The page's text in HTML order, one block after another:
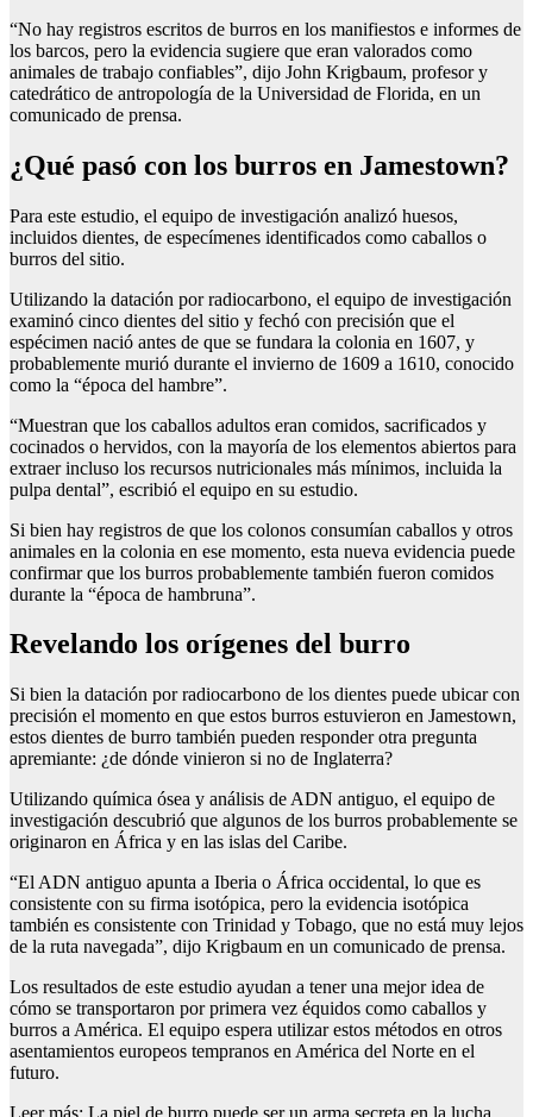
“No hay registros escritos de burros en los manifiestos e informes de
los barcos, pero la evidencia sugiere que eran valorados como
animales de trabajo confiables”, dijo John Krigbaum, profesor y
catedrático de antropología de la Universidad de Florida, en un
comunicado de prensa.
¿Qué pasó con los burros en Jamestown?
Para este estudio, el equipo de investigación analizó huesos,
incluidos dientes, de especímenes identificados como caballos o
burros del sitio.
Utilizando la datación por radiocarbono, el equipo de investigación
examinó cinco dientes del sitio y fechó con precisión que el
espécimen nació antes de que se fundara la colonia en 1607, y
probablemente murió durante el invierno de 1609 a 1610, conocido
como la “época del hambre”.
“Muestran que los caballos adultos eran comidos, sacrificados y
cocinados o hervidos, con la mayoría de los elementos abiertos para
extraer incluso los recursos nutricionales más mínimos, incluida la
pulpa dental”, escribió el equipo en su estudio.
Si bien hay registros de que los colonos consumían caballos y otros
animales en la colonia en ese momento, esta nueva evidencia puede
confirmar que los burros probablemente también fueron comidos
durante la “época de hambruna”.
Revelando los orígenes del burro
Si bien la datación por radiocarbono de los dientes puede ubicar con
precisión el momento en que estos burros estuvieron en Jamestown,
estos dientes de burro también pueden responder otra pregunta
apremiante: ¿de dónde vinieron si no de Inglaterra?
Utilizando química ósea y análisis de ADN antiguo, el equipo de
investigación descubrió que algunos de los burros probablemente se
originaron en África y en las islas del Caribe.
“El ADN antiguo apunta a Iberia o África occidental, lo que es
consistente con su firma isotópica, pero la evidencia isotópica
también es consistente con Trinidad y Tobago, que no está muy lejos
de la ruta navegada”, dijo Krigbaum en un comunicado de prensa.
Los resultados de este estudio ayudan a tener una mejor idea de
cómo se transportaron por primera vez équidos como caballos y
burros a América. El equipo espera utilizar estos métodos en otros
asentamientos europeos tempranos en América del Norte en el
futuro.